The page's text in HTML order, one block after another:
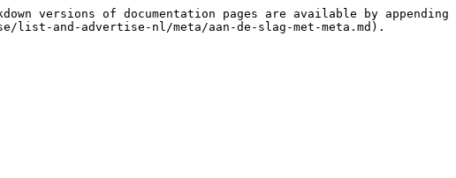
versions of documentation pages are available by appending
and-advertise-nl/meta/aan-de-slag-met-meta.md).